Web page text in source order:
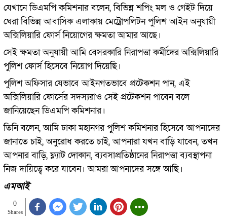
যেখানে ডিএমপি কমিশনার বলেন, বিভিন্ন শপিং মল ও গেইট দিয়ে
ঘেরা বিভিন্ন আবাসিক এলাকায় মেট্রোপলিটন পুলিশ আইন অনুযায়ী
অক্সিলিয়ারি ফোর্স নিয়োগের ক্ষমতা আমার আছে।
সেই ক্ষমতা অনুযায়ী আমি বেসরকারি নিরাপত্তা কর্মীদের অক্সিলিয়ারি
পুলিশ ফোর্স হিসেবে নিয়োগ দিয়েছি।
পুলিশ অফিসার যেভাবে আইনগতভাবে প্রটেকশন পান, এই
অক্সিলিয়ারি ফোর্সের সদস্যরাও সেই প্রটেকশন পাবেন বলে
জানিয়েছেন ডিএমপি কমিশনার।
তিনি বলেন, আমি ঢাকা মহানগর পুলিশ কমিশনার হিসেবে আপনাদের
জানাতে চাই, অনুরোধ করতে চাই, আপনারা যখন বাড়ি যাবেন, তখন
আপনার বাড়ি, ফ্ল্যাট দোকান, ব্যবসাপ্রতিষ্ঠানের নিরাপত্তা ব্যবস্থাপনা
নিজ দায়িত্বে করে যাবেন। আমরা আপনাদের সঙ্গে আছি।
এমআই
0
Shares